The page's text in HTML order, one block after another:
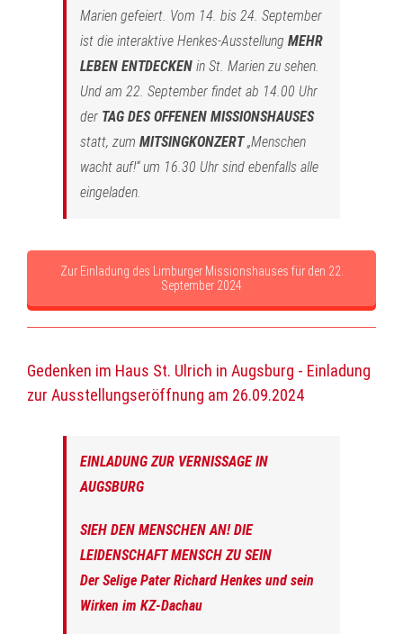
Marien gefeiert. Vom 14. bis 24. September
ist die interaktive Henkes-Ausstellung MEHR
LEBEN ENTDECKEN in St. Marien zu sehen.
Und am 22. September findet ab 14.00 Uhr
der TAG DES OFFENEN MISSIONSHAUSES
statt, zum MITSINGKONZERT„Menschen
wacht auf!“ um 16.30 Uhr sind ebenfalls alle
eingeladen.
Zur Einladung des Limburger Missionshauses für den 22.
September 2024
Gedenken im Haus St. Ulrich in Augsburg - Einladung
zur Ausstellungseröffnung am 26.09.2024
EINLADUNG ZUR VERNISSAGE IN
AUGSBURG
SIEH DEN MENSCHEN AN! DIE
LEIDENSCHAFT MENSCH ZU SEIN
Der Selige Pater Richard Henkes und sein
Wirken im KZ-Dachau